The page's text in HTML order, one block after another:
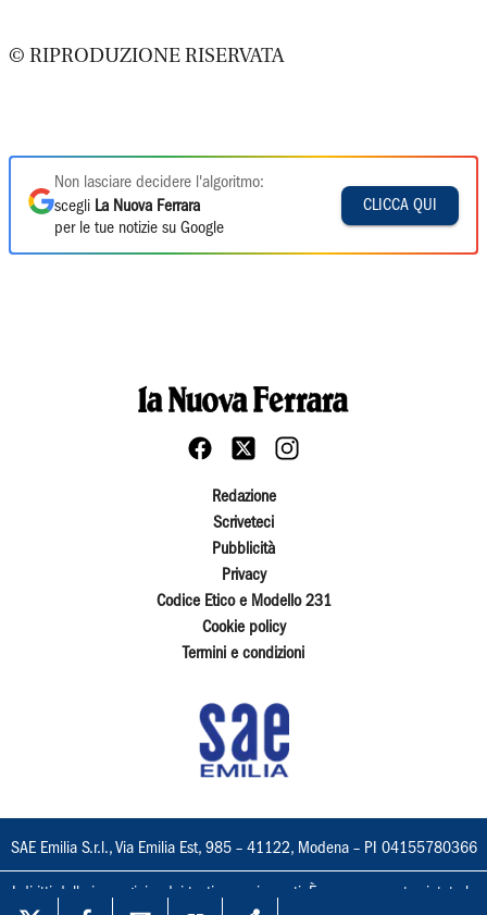
© RIPRODUZIONE RISERVATA
Non lasciare decidere l'algoritmo:
scegli La Nuova Ferrara
per le tue notizie su Google
CLICCA QUI
Redazione
Scriveteci
Pubblicità
Privacy
Codice Etico e Modello 231
Cookie policy
Termini e condizioni
SAE Emilia S.r.l., Via Emilia Est, 985 – 41122, Modena – PI 04155780366
I diritti delle immagini e dei testi sono riservati. È espressamente vietata la